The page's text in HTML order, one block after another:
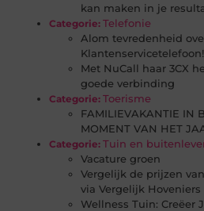
kan maken in je
Categorie: Telefonie
Alom tevredenheid
Klantenservicetelefoon!
Met NuCall haar 3CX
goede verbinding
Categorie: Toerisme
FAMILIEVAKANTIE IN
MOMENT VAN HET
Categorie: Tuin en
Vacature groen
Vergelijk de prijzen
via Vergelijk Hoveniers
Wellness Tuin: Creëer